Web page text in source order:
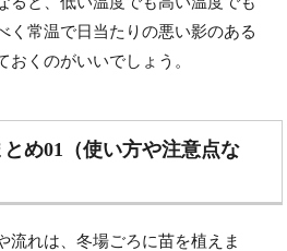
く常温で日当たりの悪い影のある
おくのがいいでしょう。
め01（使い方や注意点な
流れは、冬場ごろに苗を植えま